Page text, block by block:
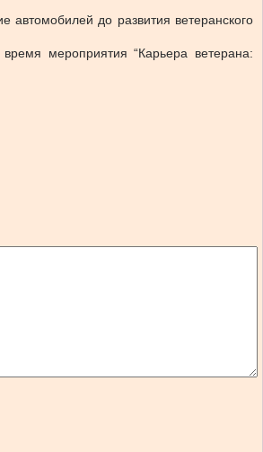
до развития ветеранского
мероприятия “Карьера ветерана: